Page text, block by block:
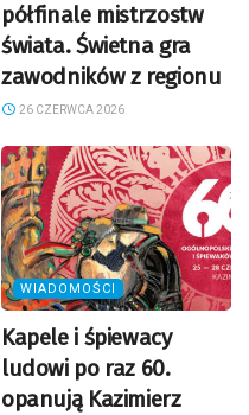
półfinale mistrzostw
świata. Świetna gra
zawodników z regionu
26 CZERWCA 2026
WIADOMOŚCI
Kapele i śpiewacy
ludowi po raz 60.
opanują Kazimierz